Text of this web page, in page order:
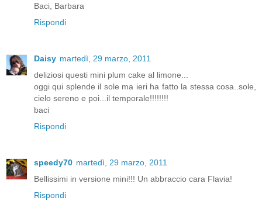
Baci, Barbara
Rispondi
Daisy martedì, 29 marzo, 2011
deliziosi questi mini plum cake al limone...
oggi qui splende il sole ma ieri ha fatto la stessa cosa..sole,
cielo sereno e poi...il temporale!!!!!!!!
baci
Rispondi
speedy70 martedì, 29 marzo, 2011
Bellissimi in versione mini!!! Un abbraccio cara Flavia!
Rispondi